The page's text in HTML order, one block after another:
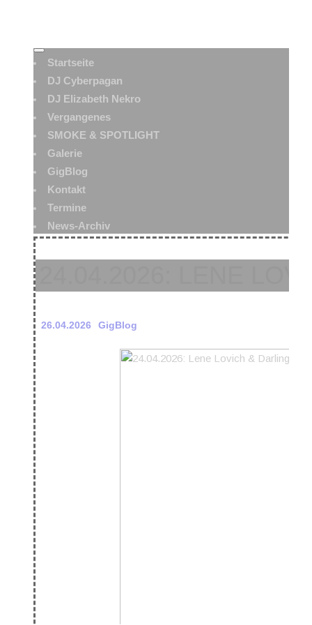
Startseite
DJ Cyberpagan
DJ Elizabeth Nekro
Vergangenes
SMOKE & SPOTLIGHT
Galerie
GigBlog
Kontakt
Termine
News-Archiv
26.04.2026 GigBlog